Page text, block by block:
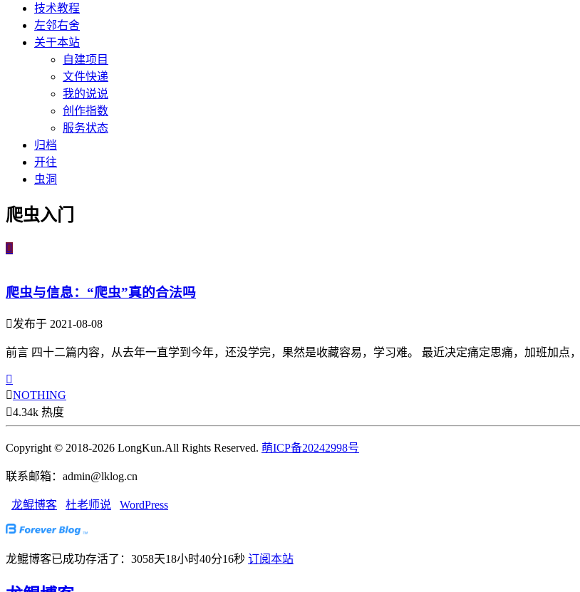
技术教程
左邻右舍
关于本站
自建项目
文件快递
我的说说
创作指数
服务状态
归档
开往
虫洞
爬虫入门

爬虫与信息：“爬虫”真的合法吗
发布于 2021-08-08
前言 四十二篇内容，从去年一直学到今年，还没学完，果然是收藏容易，学习难。 最近决定痛定思痛，加班加点

NOTHING
4.34k 热度
Copyright © 2018-2026 LongKun.All Rights Reserved. 萌ICP备20242998号
联系邮箱：admin@lklog.cn
龙鲲博客 杜老师说 WordPress
龙鲲博客已成功存活了：3058天18小时40分17秒 订阅本站